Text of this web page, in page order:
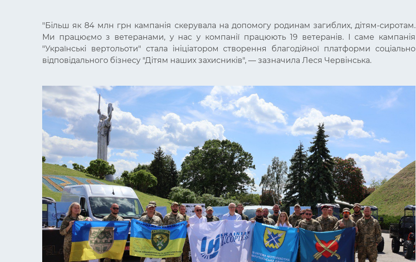
"Більш як 84 млн грн кампанія скерувала на допомогу родинам загиблих, дітям-сиротам.
Ми працюємо з ветеранами, у нас у компанії працюють 19 ветеранів. І саме кампанія
"Українські вертольоти" стала ініціатором створення благодійної платформи соціально
відповідального бізнесу "Дітям наших захисників", — зазначила Леся Червінська.